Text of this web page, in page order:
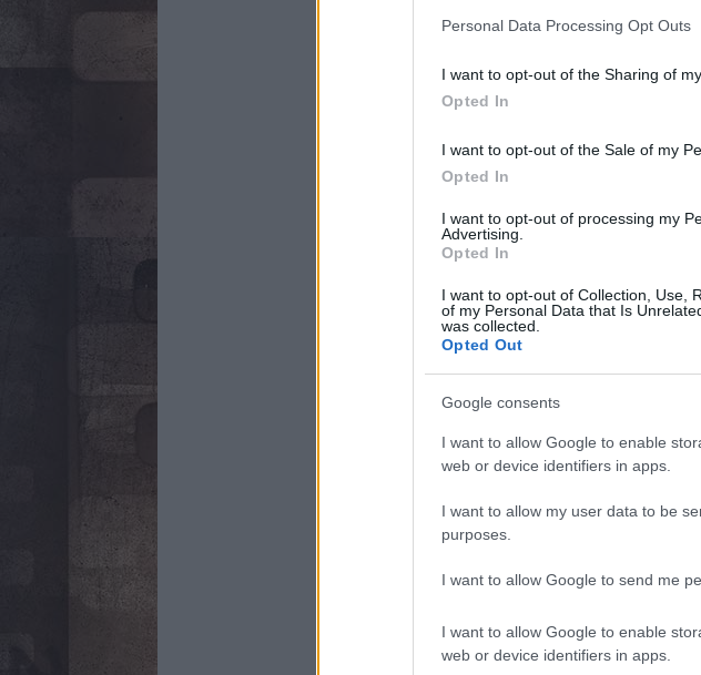
Personal Data Processing Opt Outs
I want to opt-out of the Sharing of
Opted In
I want to opt-out of the Sale of my
Opted In
I want to opt-out of processing my
Advertising.
Opted In
I want to opt-out of Collection, Use,
of my Personal Data that Is
was collected.
Opted Out
Google consents
I want to allow Google to enable
web or device identifiers in apps.
I want to allow my user data to be
purposes.
I want to allow Google to send me
I want to allow Google to enable
web or device identifiers in apps.